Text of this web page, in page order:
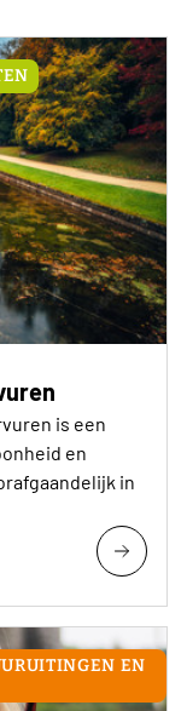
is een
en
in
EN